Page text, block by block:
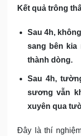
Kết quả trông
Sau 4h,
sang bên kia
thành dòng.
Sau 4h,
sương vẫn
xuyên qua
Đây là thí